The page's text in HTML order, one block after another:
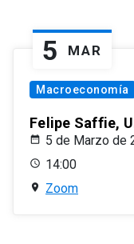
5 MAR
Macroeconomía
Felipe Saffie,
5 de Marzo de
14:00
Zoom